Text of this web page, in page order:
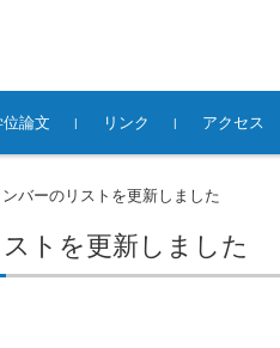
位論文 リンク アクセス
バーのリストを更新しました
トを更新しました